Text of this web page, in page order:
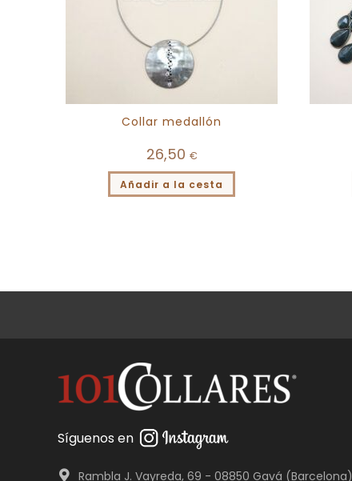
Collar medallón
26,50 €
Añadir a la cesta
Síguenos en
Rambla J. Vayreda, 69 - 08850 Gavá (Barcelona)